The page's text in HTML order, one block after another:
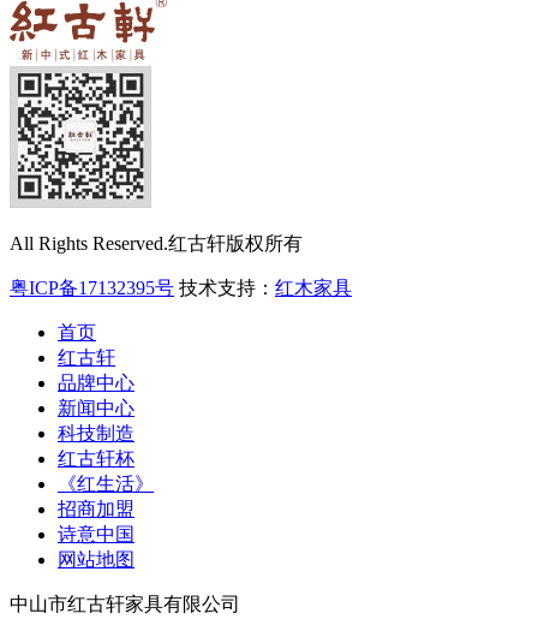
All Rights Reserved.红古轩版权所有
粤ICP备17132395号 技术支持： 红木家具
首页
红古轩
品牌中心
新闻中心
科技制造
红古轩杯
《红生活》
招商加盟
诗意中国
网站地图
中山市红古轩家具有限公司